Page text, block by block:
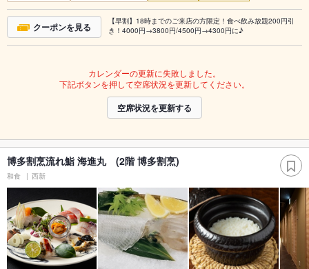
クーポンを見る
【早割】18時までのご来店の方限定！食べ飲み放題200円引
き！4000円→3800円/4500円→4300円に♪
カレンダーの更新に失敗しました。
下記ボタンを押して空席状況を更新してください。
空席状況を更新する
博多割烹流れ鮨 海進丸 (2階 博多割烹)
和食 西新